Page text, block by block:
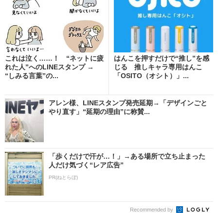
これは泣く……！ “ネットに疲
れた人”へのLINEスタンプ →
“しみる言葉”の...
はんこを押すだけで“推し”を感
じる 推しキャラ専用はんこ
「OSITO（オシト）」...
アレン様、LINEスタンプ発売延期→「デザインごと
やり直す」“延期の理由”に称賛...
「歩くだけで汗が…！」→ある場所で立ち止まった
人だけ気づく“レア広告”
PR(ねとらぼ)
Recommended by